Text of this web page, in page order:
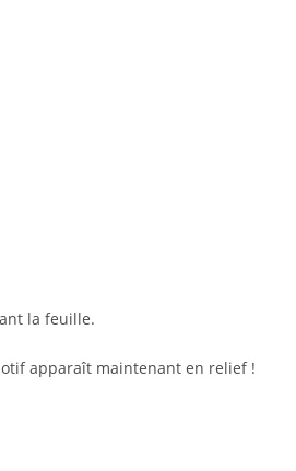
la feuille.
apparaît maintenant en relief !